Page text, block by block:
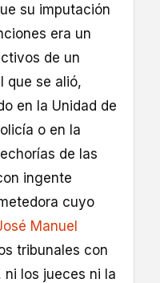
su imputación
era un
de un
que se alió,
en la Unidad de
o en la
de las
ingente
cuyo
Manuel
tribunales con
ni los jueces ni la